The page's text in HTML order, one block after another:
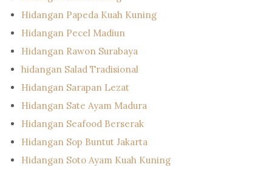
Hidangan Papeda Kuah Kuning
Hidangan Pecel Madiun
Hidangan Rawon Surabaya
hidangan Salad Tradisional
Hidangan Sarapan Lezat
Hidangan Sate Ayam Madura
Hidangan Seafood Berserak
Hidangan Sop Buntut Jakarta
Hidangan Soto Ayam Kuah Kuning